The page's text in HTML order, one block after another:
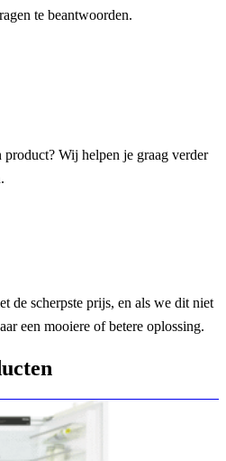
te beantwoorden.
product? Wij helpen je graag verder
de scherpste prijs, en als we dit niet
een mooiere of betere oplossing.